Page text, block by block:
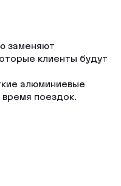
заменяют
клиенты будут
алюминиевые
поездок.